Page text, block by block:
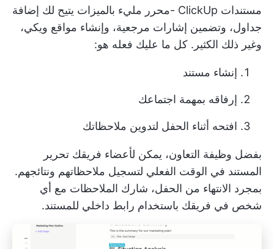
مستندات ClickUp
-محرر مليء بالميزات يتيح لك إضافة
جداول، وتضمين إشارات مرجعية، وإنشاء مواقع ويكي،
وغير ذلك الكثير. كل ما عليك فعله هو:
إنشاء مستند
إرفاقه بمهمة اجتماعك
افتحه أثناء الحفل لتدوين ملاحظاتك
بفضل وظيفة التعاون، يمكن لأعضاء فريقك تحرير
المستند في الوقت الفعلي لتسجيل ملاحظاتهم ونتائجهم.
بمجرد الانتهاء من الحفل، شارك الملاحظات مع أي
شخص في فريقك باستخدام رابط داخلي للمستند.